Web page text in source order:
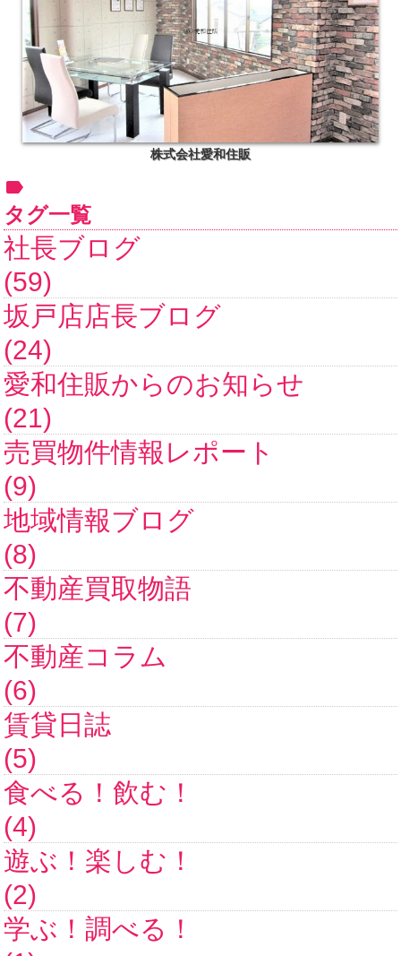
株式会社愛和住販
タグ一覧
社長ブログ
(59)
坂戸店店長ブログ
(24)
愛和住販からのお知らせ
(21)
売買物件情報レポート
(9)
地域情報ブログ
(8)
不動産買取物語
(7)
不動産コラム
(6)
賃貸日誌
(5)
食べる！飲む！
(4)
遊ぶ！楽しむ！
(2)
学ぶ！調べる！